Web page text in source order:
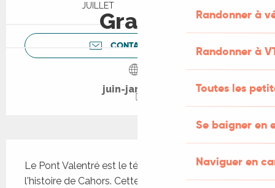
Randonner à
Randonner à
Toutes les
Se baigner en
Naviguer en
JUILLET
Gratuit
CONTACTEZ-NOUS
juin-jardins.fr
Le Pont Valentré est le témoin privilégié de
l'histoire de Cahors. Cette exposition retrace